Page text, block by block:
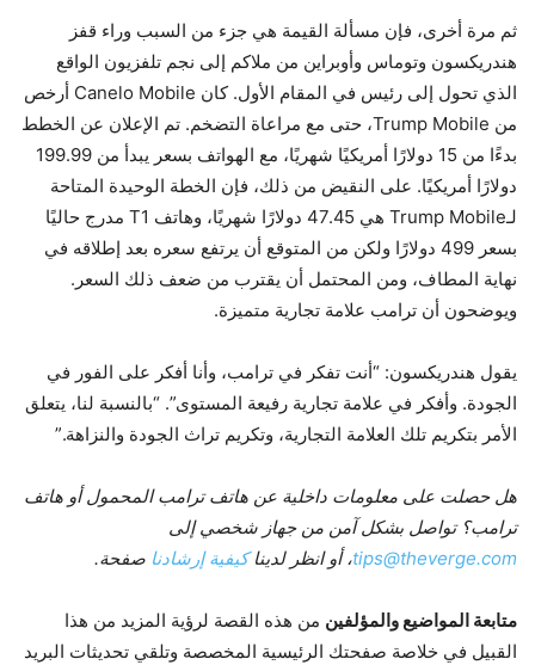
ثم مرة أخرى، فإن مسألة القيمة هي جزء من السبب وراء قفز
هندريكسون وتوماس وأوبراين من ملاكم إلى نجم تلفزيون الواقع
الذي تحول إلى رئيس في المقام الأول. كان Canelo Mobile أرخص
من Trump Mobile، حتى مع مراعاة التضخم. تم الإعلان عن الخطط
بدءًا من 15 دولارًا أمريكيًا شهريًا، مع الهواتف بسعر يبدأ من 199.99
دولارًا أمريكيًا. على النقيض من ذلك، فإن الخطة الوحيدة المتاحة
لـTrump Mobile هي 47.45 دولارًا شهريًا، وهاتف T1 مدرج حاليًا
بسعر 499 دولارًا ولكن من المتوقع أن يرتفع سعره بعد إطلاقه في
نهاية المطاف، ومن المحتمل أن يقترب من ضعف ذلك السعر.
ويوضحون أن ترامب علامة تجارية متميزة.
يقول هندريكسون: “أنت تفكر في ترامب، وأنا أفكر على الفور في
الجودة. وأفكر في علامة تجارية رفيعة المستوى”. “بالنسبة لنا، يتعلق
الأمر بتكريم تلك العلامة التجارية، وتكريم تراث الجودة والنزاهة.”
هل حصلت على معلومات داخلية عن هاتف ترامب المحمول أو هاتف
ترامب؟ تواصل بشكل آمن من جهاز شخصي إلى
tips@theverge.com، أو انظر لديناكيفية إرشادنا صفحة.
متابعة المواضيع والمؤلفين من هذه القصة لرؤية المزيد من هذا
القبيل في خلاصة صفحتك الرئيسية المخصصة وتلقي تحديثات البريد